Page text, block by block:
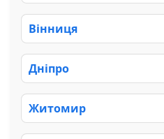
Вінниця
Дніпро
Житомир